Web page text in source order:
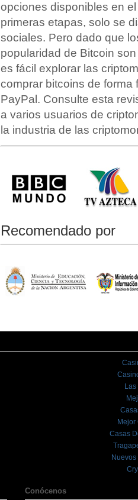
opciones disponibles en
primeras etapas, solo se
sociales. Pero dado que
popularidad de Bitcoin
es fácil explorar las
comprar bitcoins de
PayPal. Consulte esta
a varios usuarios de
la industria de las
Recomendado por
Mejor
Casas
Conócenos